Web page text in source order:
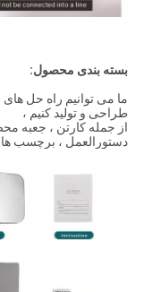
بسته بندی محصول:
ما می توانیم راه حل های
طراحی و تولید کنیم ،
از جمله کارتن ، جعبه
دستورالعمل ، برچسب